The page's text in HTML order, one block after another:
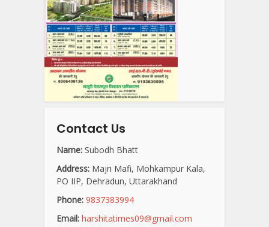
Contact Us
Name: Subodh Bhatt
Address: Majri Mafi, Mohkampur Kala,
PO IIP, Dehradun, Uttarakhand
Phone: 9837383994
Email: harshitatimes09@gmail.com